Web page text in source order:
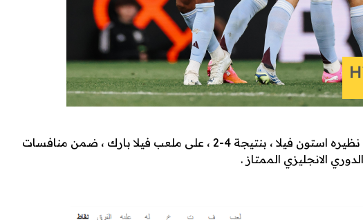
سقط فريق ليفربول امام نظيره استون فيلا ، بنتيجة 4-2 ، على ملعب فيلا بارك ، ضمن منافسات